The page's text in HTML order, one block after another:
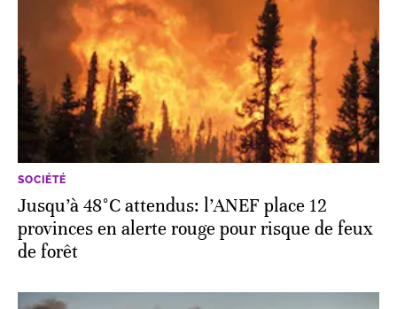
SOCIÉTÉ
Jusqu’à 48°C attendus: l’ANEF place 12
provinces en alerte rouge pour risque de feux
de forêt